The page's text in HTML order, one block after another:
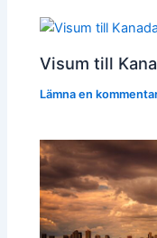
Visum till
Lämna en